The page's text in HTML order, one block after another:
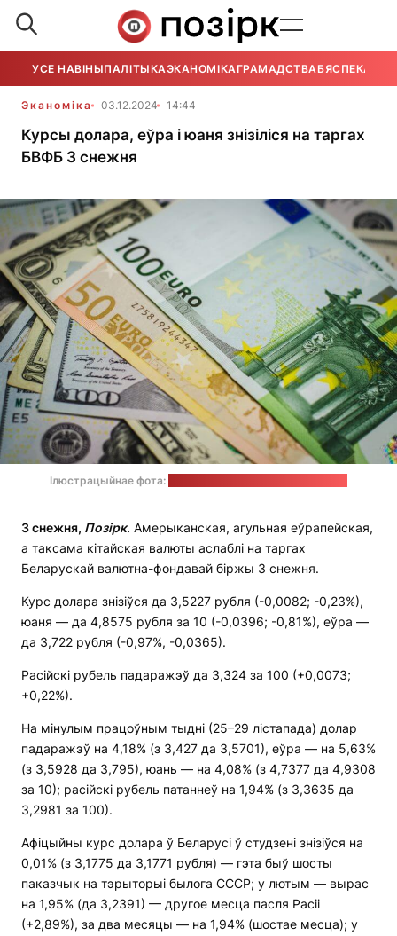
УСЕ НАВІНЫПАЛІТЫКАЭКАНОМІКАГРАМАДСТВАБЯСПЕКА
Эканоміка 03.12.2024 14:44
Курсы долара, еўра і юаня знізіліся на таргах
БВФБ 3 снежня
Ілюстрацыйнае фота:
3 снежня, Позірк. Амерыканская, агульная еўрапейская,
а таксама кітайская валюты аслаблі на таргах
Беларускай валютна-фондавай біржы 3 снежня.
Курс долара знізіўся да 3,5227 рубля (-0,0082; -0,23%),
юаня — да 4,8575 рубля за 10 (-0,0396; -0,81%), еўра —
да 3,722 рубля (-0,97%, -0,0365).
Расійскі рубель падаражэў да 3,324 за 100 (+0,0073;
+0,22%).
На мінулым працоўным тыдні (25–29 лістапада) долар
падаражэў на 4,18% (з 3,427 да 3,5701), еўра — на 5,63%
(з 3,5928 да 3,795), юань — на 4,08% (з 4,7377 да 4,9308
за 10); расійскі рубель патаннеў на 1,94% (з 3,3635 да
3,2981 за 100).
Афіцыйны курс долара ў Беларусі ў студзені знізіўся на
0,01% (з 3,1775 да 3,1771 рубля) — гэта быў шосты
паказчык на тэрыторыі былога СССР; у лютым — вырас
на 1,95% (да 3,2391) — другое месца пасля Расіі
(+2,89%), за два месяцы — на 1,94% (шостае месца); у